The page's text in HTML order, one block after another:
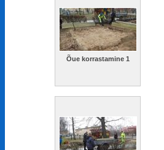
Õue korrastamine 1